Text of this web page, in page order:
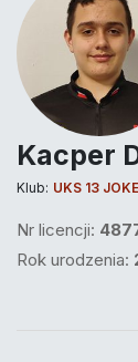
Kacper
Klub: UKS 13
Nr licencji:
Rok urodzenia: